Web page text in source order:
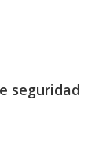
seguridad